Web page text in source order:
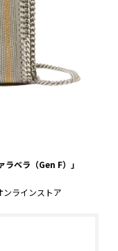
ベラ（Gen F）」
ラインストア